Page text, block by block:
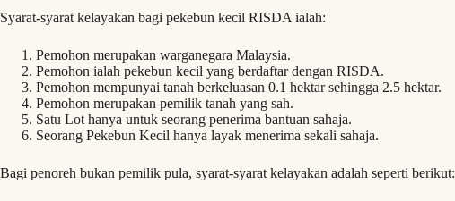
Syarat-syarat kelayakan bagi pekebun kecil RISDA ialah:
Pemohon merupakan warganegara Malaysia.
Pemohon ialah pekebun kecil yang berdaftar dengan RISDA.
Pemohon mempunyai tanah berkeluasan 0.1 hektar sehingga 2.5 hektar.
Pemohon merupakan pemilik tanah yang sah.
Satu Lot hanya untuk seorang penerima bantuan sahaja.
Seorang Pekebun Kecil hanya layak menerima sekali sahaja.
Bagi penoreh bukan pemilik pula, syarat-syarat kelayakan adalah seperti berikut: